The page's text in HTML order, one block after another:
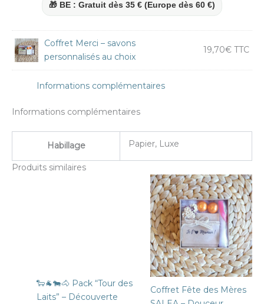
🎁 BE : Gratuit dès 35 € (Europe dès 60 €)
Coffret Merci – savons
personnalisés au choix
19,70€ TTC
Informations complémentaires
Informations complémentaires
Habillage Papier, Luxe
Produits similaires
🐑🐐🐄🐴 Pack “Tour des
Laits” – Découverte
Coffret Fête des Mères